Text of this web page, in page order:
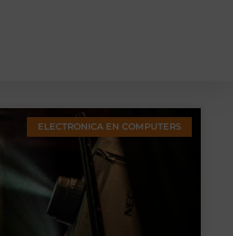
ELECTRONICA EN COMPUTERS